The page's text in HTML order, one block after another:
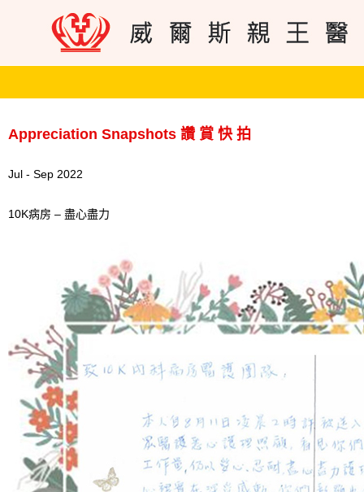
Appreciation Snapshots 讚 賞 快 拍
Jul - Sep 2022
10K病房 – 盡心盡力